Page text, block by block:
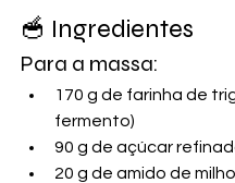
🥣 Ingredientes
Para a massa:
170 g de farinha de
fermento)
90 g de açúcar
20 g de amido de milho